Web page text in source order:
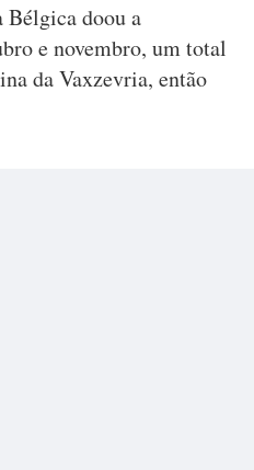
Bélgica doou a
e novembro, um total
da Vaxzevria, então